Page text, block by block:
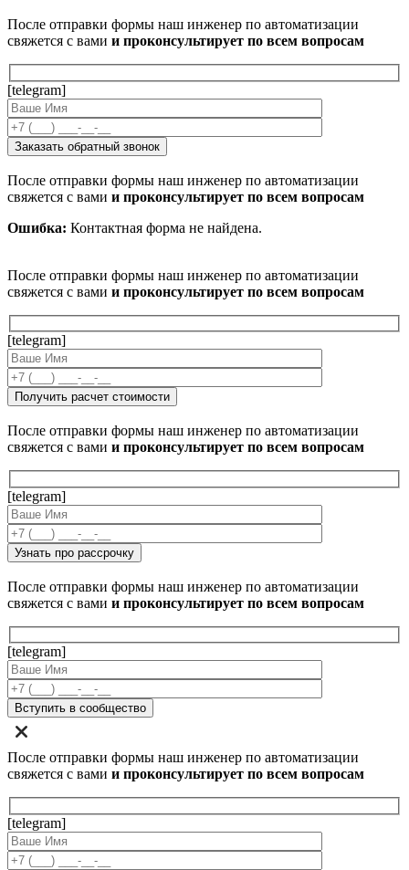
После отправки формы наш инженер по автоматизации
свяжется с вами и проконсультирует по всем вопросам
[telegram]
После отправки формы наш инженер по автоматизации
свяжется с вами и проконсультирует по всем вопросам
Ошибка: Контактная форма не найдена.
После отправки формы наш инженер по автоматизации
свяжется с вами и проконсультирует по всем вопросам
[telegram]
После отправки формы наш инженер по автоматизации
свяжется с вами и проконсультирует по всем вопросам
[telegram]
После отправки формы наш инженер по автоматизации
свяжется с вами и проконсультирует по всем вопросам
[telegram]
После отправки формы наш инженер по автоматизации
свяжется с вами и проконсультирует по всем вопросам
[telegram]